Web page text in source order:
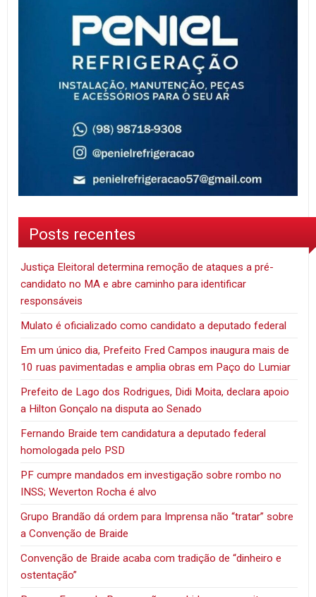
Posts recentes
Justiça Eleitoral determina remoção de ataques a pré-
candidato no MA e abre caminho para identificar
responsáveis
Mulato é oficializado como candidato a deputado federal
Em um único dia, Prefeito Fred Campos inaugura mais de
10 ruas pavimentadas e amplia obras em Paço do Lumiar
Prefeito de Lago dos Rodrigues, Didi Moita, declara apoio
a Hilton Gonçalo na disputa ao Senado
Fernando Braide tem candidatura a deputado federal
homologada pelo PSD
PF cumpre mandados em investigação sobre rombo no
INSS; Weverton Rocha é alvo
Grupo Brandão dá ordem para Imprensa não “tratar” sobre
a Convenção de Braide
Convenção de Braide acaba com tradição de “dinheiro e
ostentação”